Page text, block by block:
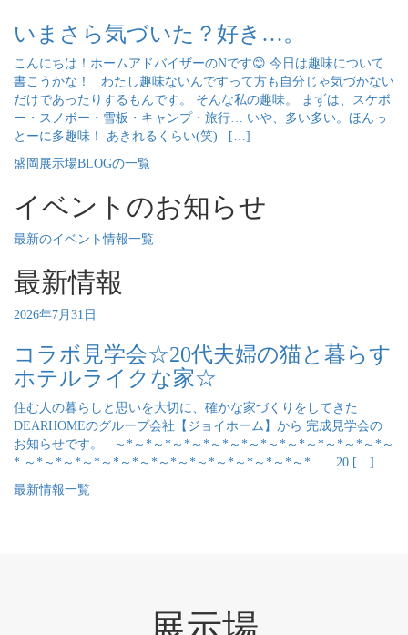
いまさら気づいた？好き…。
こんにちは！ホームアドバイザーのNです😊 今日は趣味について
書こうかな！ わたし趣味ないんですって方も自分じゃ気づかない
だけであったりするもんです。 そんな私の趣味。 まずは、スケボ
ー・スノボー・雪板・キャンプ・旅行… いや、多い多い。ほんっ
とーに多趣味！ あきれるくらい(笑) […]
盛岡展示場BLOGの一覧
イベントのお知らせ
最新のイベント情報一覧
最新情報
2026年7月31日
コラボ見学会☆20代夫婦の猫と暮らす
ホテルライクな家☆
住む人の暮らしと思いを大切に、確かな家づくりをしてきた
DEARHOMEのグループ会社【ジョイホーム】から 完成見学会の
お知らせです。 ～*～*～*～*～*～*～*～*～*～*～*～*～*～*～
* ～*～*～*～*～*～*～*～*～*～*～*～*～*～*～* 20 […]
最新情報一覧